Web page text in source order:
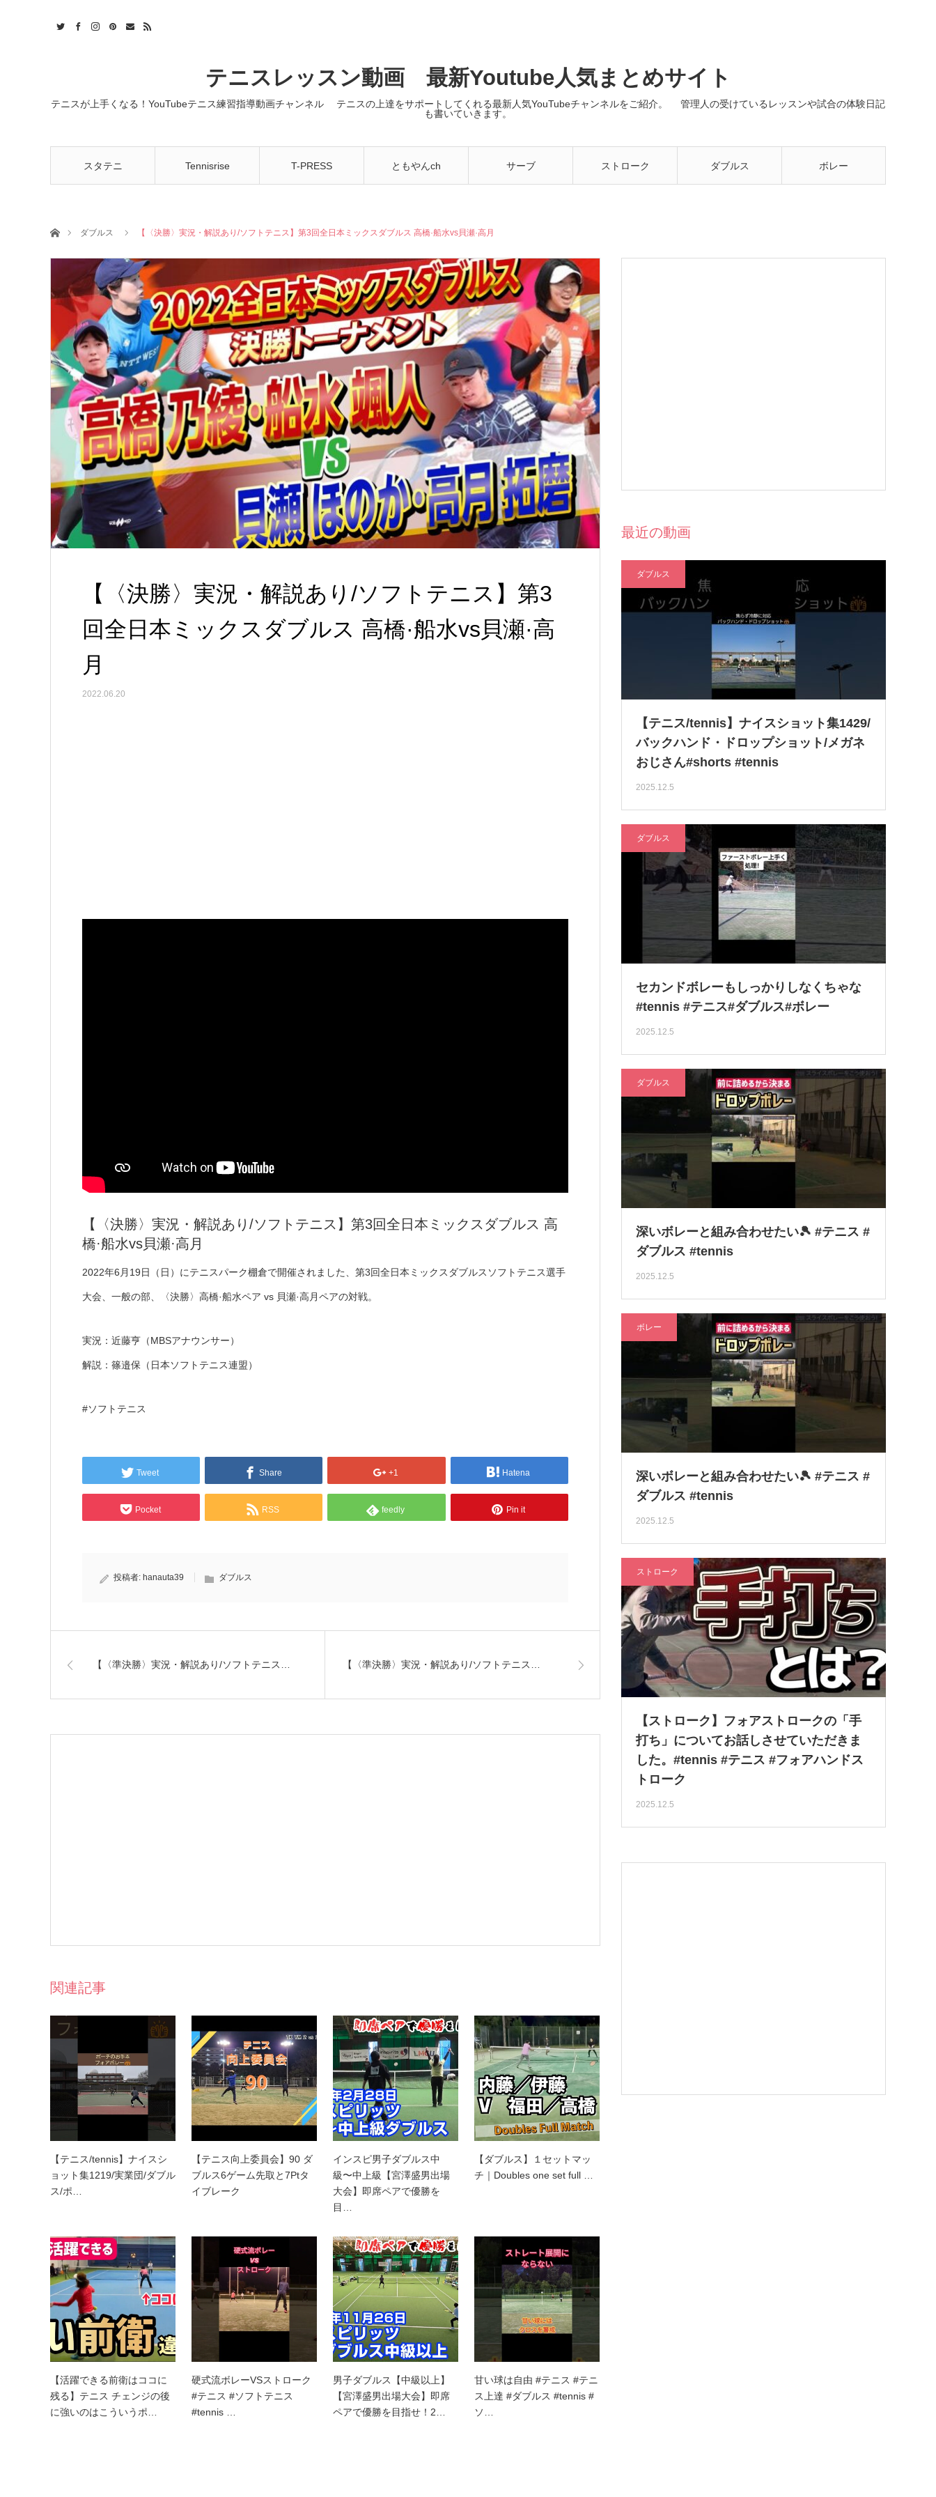
テニスレッスン動画 最新Youtube人気まとめサイト
テニスが上手くなる！YouTubeテニス練習指導動画チャンネル テニスの上達をサポートしてくれる最新人気YouTubeチャンネルをご紹介。 管理人の受けているレッスンや試合の体験日記
も書いていきます。
スタテニ Tennisrise T-PRESS ともやんch サーブ ストローク ダブルス ボレー
ホームダブルス 【〈決勝〉実況・解説あり/ソフトテニス】第3回全日本ミックスダブルス 高橋·船水vs貝瀬·高月
【〈決勝〉実況・解説あり/ソフトテニス】第3
回全日本ミックスダブルス 高橋·船水vs貝瀬·高
月
2022.06.20
【〈決勝〉実況・解説あり/ソフトテニス】第3回全日本ミックスダブルス 高
橋·船水vs貝瀬·高月
2022年6月19日（日）にテニスパーク棚倉で開催されました、第3回全日本ミックスダブルスソフトテニス選手
大会、一般の部、〈決勝〉高橋·船水ペア vs 貝瀬·高月ペアの対戦。
実況：近藤亨（MBSアナウンサー）
解説：篠邉保（日本ソフトテニス連盟）
#ソフトテニス
Tweet Share +1 Hatena
Pocket RSS feedly Pin it
投稿者: hanauta39 ダブルス
【〈準決勝〉実況・解説あり/ソフトテニス… 【〈準決勝〉実況・解説あり/ソフトテニス…
関連記事
【テニス/tennis】ナイスシ
ョット集1219/実業団/ダブル
ス/ポ…
【テニス向上委員会】90 ダ
ブルス6ゲーム先取と7Ptタ
イブレーク
インスピ男子ダブルス中
級〜中上級【宮澤盛男出場
大会】即席ペアで優勝を
目…
【ダブルス】１セットマッ
チ｜Doubles one set full …
【活躍できる前衛はココに
残る】テニス チェンジの後
に強いのはこういうポ…
硬式流ボレーVSストローク
#テニス #ソフトテニス
#tennis …
男子ダブルス【中級以上】
【宮澤盛男出場大会】即席
ペアで優勝を目指せ！2…
甘い球は自由 #テニス #テニ
ス上達 #ダブルス #tennis #
ソ…
最近の動画
ダブルス
【テニス/tennis】ナイスショット集1429/
バックハンド・ドロップショット/メガネ
おじさん#shorts #tennis
2025.12.5
ダブルス
セカンドボレーもしっかりしなくちゃな
#tennis #テニス#ダブルス#ボレー
2025.12.5
ダブルス
深いボレーと組み合わせたい🎾 #テニス #
ダブルス #tennis
2025.12.5
ボレー
深いボレーと組み合わせたい🎾 #テニス #
ダブルス #tennis
2025.12.5
ストローク
【ストローク】フォアストロークの「手
打ち」についてお話しさせていただきま
した。#tennis #テニス #フォアハンドス
トローク
2025.12.5